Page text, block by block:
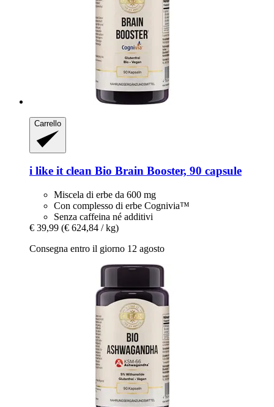
Carrello
i like it clean Bio Brain Booster, 90 capsule
Miscela di erbe da 600 mg
Con complesso di erbe Cognivia™
Senza caffeina né additivi
€ 39,99 (€ 624,84 / kg)
Consegna entro il giorno 12 agosto